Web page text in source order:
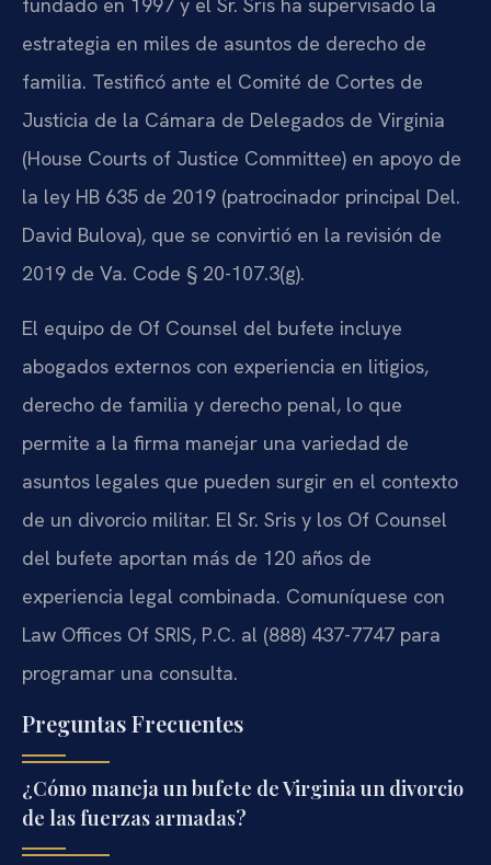
fundado en 1997 y el Sr. Sris ha supervisado la
estrategia en miles de asuntos de derecho de
familia. Testificó ante el Comité de Cortes de
Justicia de la Cámara de Delegados de Virginia
(House Courts of Justice Committee) en apoyo de
la ley HB 635 de 2019 (patrocinador principal Del.
David Bulova), que se convirtió en la revisión de
2019 de Va. Code § 20-107.3(g).
El equipo de Of Counsel del bufete incluye
abogados externos con experiencia en litigios,
derecho de familia y derecho penal, lo que
permite a la firma manejar una variedad de
asuntos legales que pueden surgir en el contexto
de un divorcio militar. El Sr. Sris y los Of Counsel
del bufete aportan más de 120 años de
experiencia legal combinada. Comuníquese con
Law Offices Of SRIS, P.C. al (888) 437-7747 para
programar una consulta.
Preguntas Frecuentes
¿Cómo maneja un bufete de Virginia un divorcio
de las fuerzas armadas?